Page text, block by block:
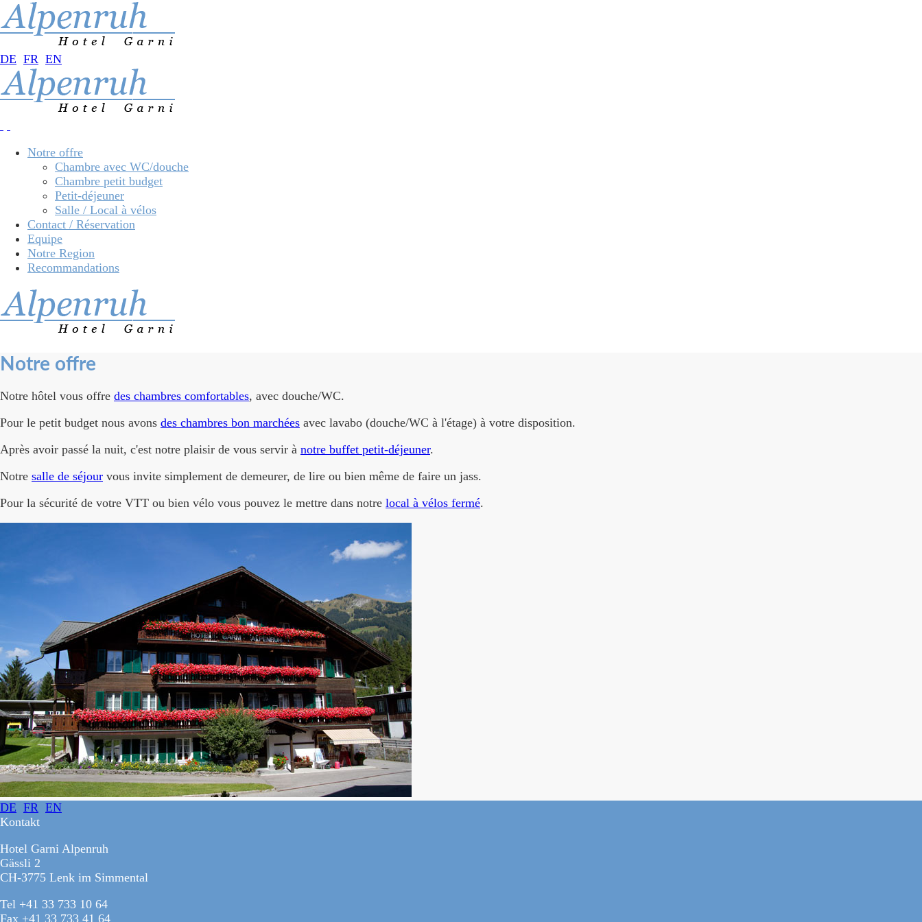
DE FR EN
Notre offre
Chambre avec WC/douche
Chambre petit budget
Petit-déjeuner
Salle / Local à vélos
Contact / Réservation
Equipe
Notre Region
Recommandations
Notre offre
Notre hôtel vous offre des chambres comfortables, avec douche/WC.
Pour le petit budget nous avons des chambres bon marchées avec lavabo (douche/WC à l'étage) à votre disposition.
Après avoir passé la nuit, c'est notre plaisir de vous servir à notre buffet petit-déjeuner.
Notre salle de séjour vous invite simplement de demeurer, de lire ou bien même de faire un jass.
Pour la sécurité de votre VTT ou bien vélo vous pouvez le mettre dans notre local à vélos fermé.
DE FR EN
Kontakt
Hotel Garni Alpenruh
Gässli 2
CH-3775 Lenk im Simmental
Tel +41 33 733 10 64
Fax +41 33 733 41 64